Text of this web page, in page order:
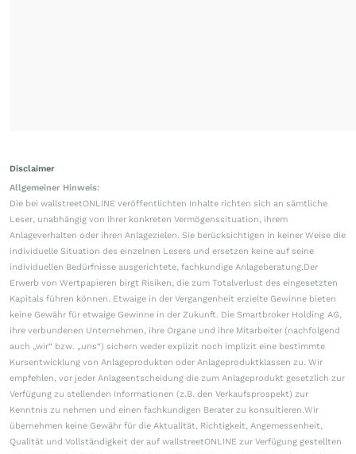
Disclaimer
Allgemeiner Hinweis:
Die bei wallstreetONLINE veröffentlichten Inhalte richten sich an sämtliche
Leser, unabhängig von ihrer konkreten Vermögenssituation, ihrem
Anlageverhalten oder ihren Anlagezielen. Sie berücksichtigen in keiner Weise die
individuelle Situation des einzelnen Lesers und ersetzen keine auf seine
individuellen Bedürfnisse ausgerichtete, fachkundige Anlageberatung.Der
Erwerb von Wertpapieren birgt Risiken, die zum Totalverlust des eingesetzten
Kapitals führen können. Etwaige in der Vergangenheit erzielte Gewinne bieten
keine Gewähr für etwaige Gewinne in der Zukunft. Die Smartbroker Holding AG,
ihre verbundenen Unternehmen, ihre Organe und ihre Mitarbeiter (nachfolgend
auch „wir“ bzw. „uns“) sichern weder explizit noch implizit eine bestimmte
Kursentwicklung von Anlageprodukten oder Anlageproduktklassen zu. Wir
empfehlen, vor jeder Anlageentscheidung die zum Anlageprodukt gesetzlich zur
Verfügung zu stellenden Informationen (z.B. den Verkaufsprospekt) zur
Kenntnis zu nehmen und einen fachkundigen Berater zu konsultieren.Wir
übernehmen keine Gewähr für die Aktualität, Richtigkeit, Angemessenheit,
Qualität und Vollständigkeit der auf wallstreetONLINE zur Verfügung gestellten